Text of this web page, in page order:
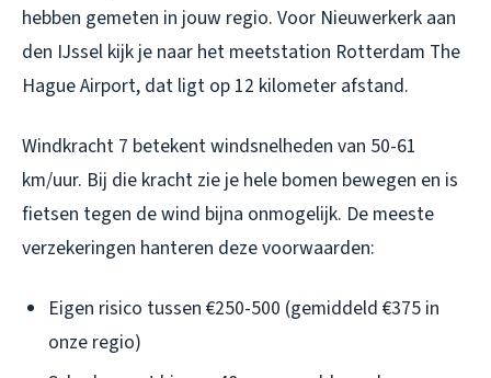
hebben gemeten in jouw regio. Voor Nieuwerkerk aan
den IJssel kijk je naar het meetstation Rotterdam The
Hague Airport, dat ligt op 12 kilometer afstand.
Windkracht 7 betekent windsnelheden van 50-61
km/uur. Bij die kracht zie je hele bomen bewegen en is
fietsen tegen de wind bijna onmogelijk. De meeste
verzekeringen hanteren deze voorwaarden:
Eigen risico tussen €250-500 (gemiddeld €375 in
onze regio)